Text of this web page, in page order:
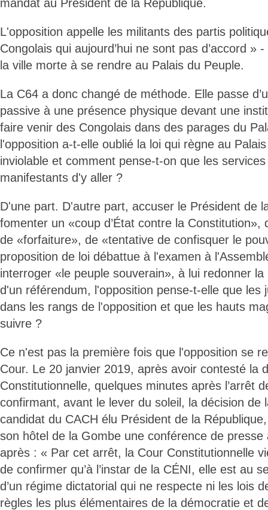
mandat au Président de la République.
L'opposition appelle les militants des partis
Congolais qui aujourd’hui ne sont pas d’accord »
la ville morte à se rendre au Palais du Peuple.
La C64 a donc changé de méthode. Elle passe
passive à une présence physique devant une
faire venir des Congolais dans des parages du
l'opposition a-t-elle oublié la loi qui règne au
inviolable et comment pense-t-on que les
manifestants d'y aller ?
D'une part. D'autre part, accuser le Président de
fomenter un «coup d’État contre la Constitution»,
de «forfaiture», de «tentative de confisquer le
proposition de loi débattue à l'examen à
interroger «le peuple souverain», à lui redonner
d'un référendum, l'opposition pense-t-elle que les
dans les rangs de l'opposition et que les hauts
suivre ?
Ce n'est pas la première fois que l'opposition se
Cour. Le 20 janvier 2019, après avoir contesté la
Constitutionnelle, quelques minutes après l’arrêt
confirmant, avant le lever du soleil, la décision de
candidat du CACH élu Président de la
son hôtel de la Gombe une conférence de presse
après : « Par cet arrêt, la Cour Constitutionnelle
de confirmer qu’à l’instar de la CÉNI, elle est au
d’un régime dictatorial qui ne respecte ni les lois
règles les plus élémentaires de la démocratie et